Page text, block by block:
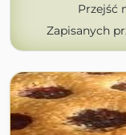
Przejść
Zapisanych